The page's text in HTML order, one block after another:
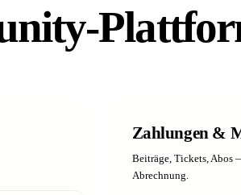
Zahlungen &
Beiträge, Tickets, Abos
Abrechnung.